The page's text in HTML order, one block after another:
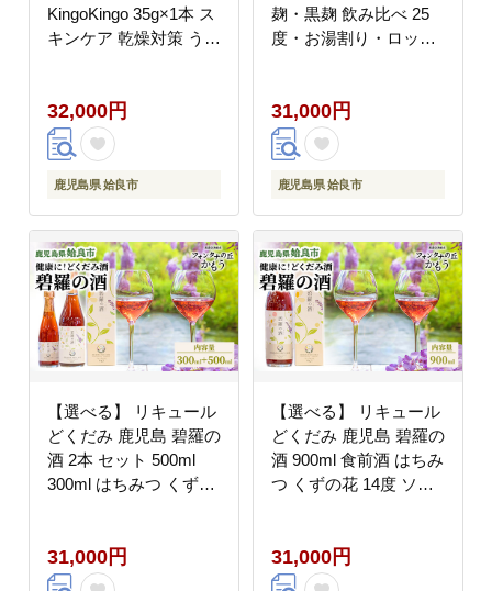
KingoKingo 35g×1本 ス
キンケア 乾燥対策 うる
32,000円
鹿児島県 姶良市
麹・黒麹 飲み比べ 25
度・お湯割り・ロッ
31,000円
鹿児島県 姶良市
【選べる】 リキュール
どくだみ 鹿児島 碧羅の
酒 2本 セット 500ml
300ml はちみつ くずの
の丘かもう (a177)
31,000円
【選べる】 リキュール
どくだみ 鹿児島 碧羅の
酒 900ml 食前酒 はちみ
つ くずの花 14度 ソー
31,000円